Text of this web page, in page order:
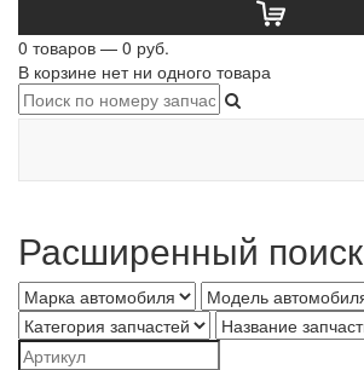
0 товаров — 0 руб.
В корзине нет ни одного товара
Расширенный поиск